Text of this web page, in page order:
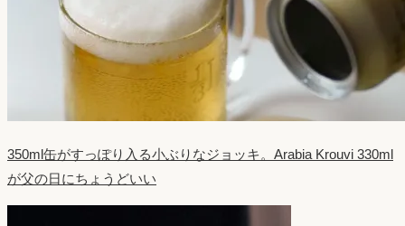
350ml缶がすっぽり入る小ぶりなジョッキ。Arabia Krouvi 330ml
が父の日にちょうどいい